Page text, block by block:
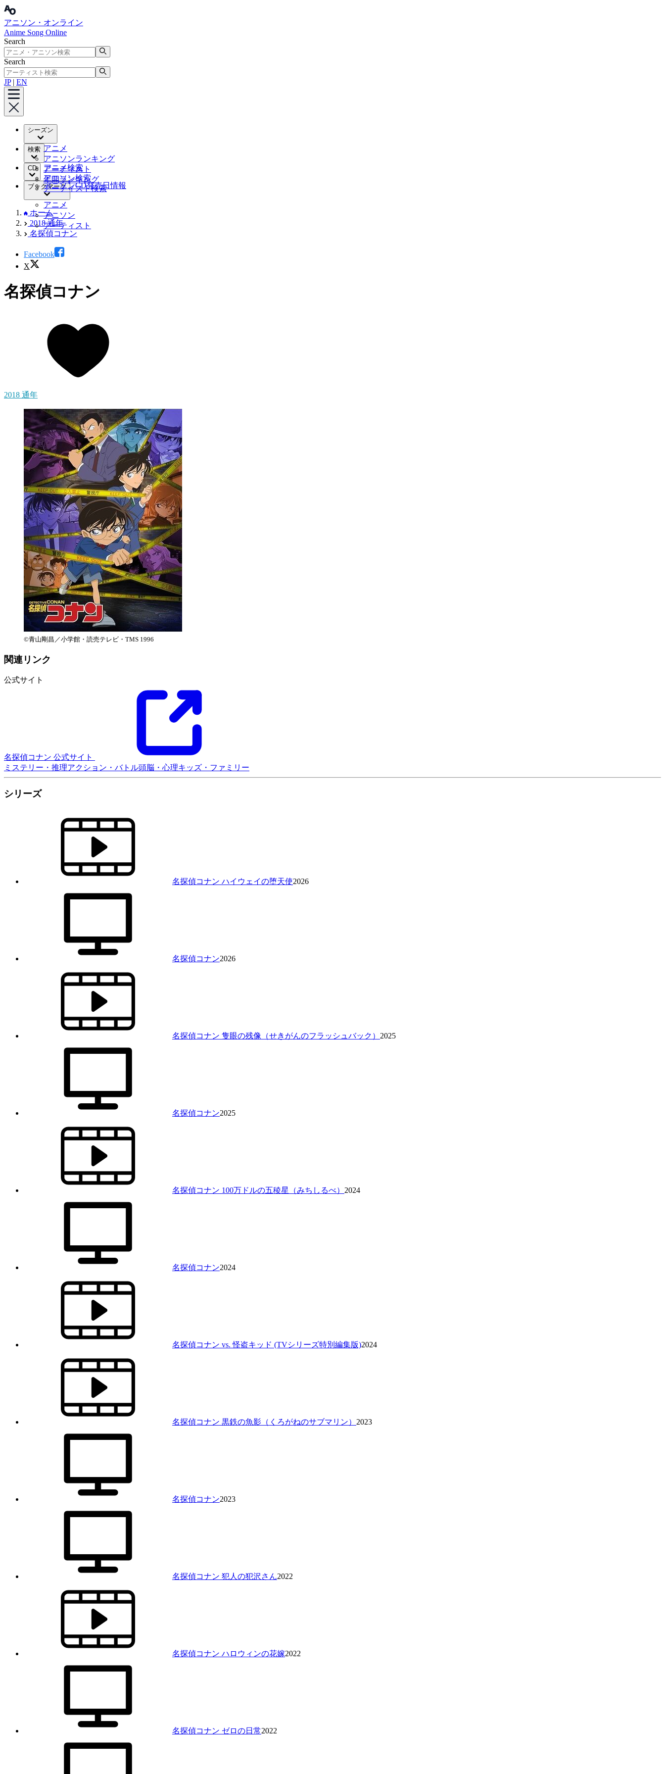
アニソン・オンライン
Anime Song Online
Search
Search
JP| EN
シーズン
アニメ
アニソンランキング
アーティスト
年間ランキング
検索
アニメ検索
アニソン検索
アーティスト検索
CD
アニソンCD発売日情報
ブックマーク
アニメ
アニソン
アーティスト
ホーム
2018 通年
名探偵コナン
Facebook
X
名探偵コナン
2018 通年
©︎青山剛昌／小学館・読売テレビ・TMS 1996
関連リンク
公式サイト
名探偵コナン 公式サイト
ミステリー・推理アクション・バトル頭脳・心理キッズ・ファミリー
シリーズ
名探偵コナン ハイウェイの堕天使2026
名探偵コナン2026
名探偵コナン 隻眼の残像（せきがんのフラッシュバック） 2025
名探偵コナン2025
名探偵コナン 100万ドルの五稜星（みちしるべ） 2024
名探偵コナン2024
名探偵コナン vs. 怪盗キッド (TVシリーズ特別編集版)2024
名探偵コナン 黒鉄の魚影（くろがねのサブマリン） 2023
名探偵コナン2023
名探偵コナン 犯人の犯沢さん2022
名探偵コナン ハロウィンの花嫁2022
名探偵コナン ゼロの日常2022